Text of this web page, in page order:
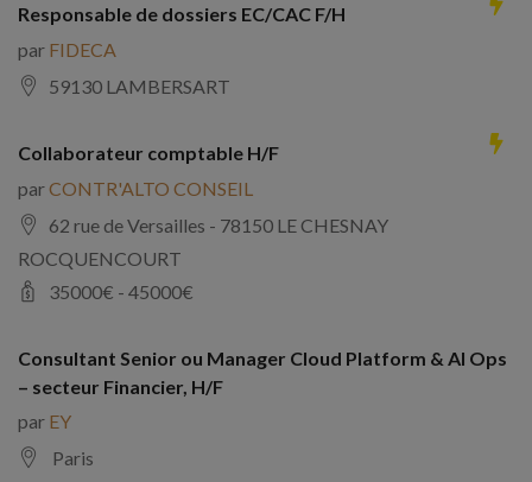
Responsable de dossiers EC/CAC F/H
par FIDECA
59130 LAMBERSART
Collaborateur comptable H/F
parCONTR'ALTO CONSEIL
62 rue de Versailles - 78150 LE CHESNAY
ROCQUENCOURT
35000€ - 45000€
Consultant Senior ou Manager Cloud Platform & AI Ops
– secteur Financier, H/F
par EY
Paris